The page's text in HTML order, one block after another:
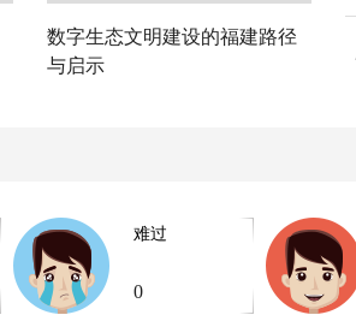
数字生态文明建设的福建路径
与启示
难过
0